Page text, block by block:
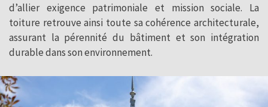
d’allier exigence patrimoniale et mission sociale. La
toiture retrouve ainsi toute sa cohérence architecturale,
assurant la pérennité du bâtiment et son intégration
durable dans son environnement.